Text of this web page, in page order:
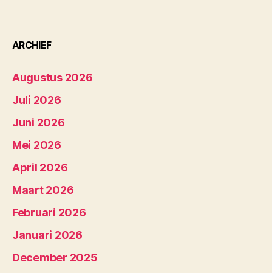
ARCHIEF
Augustus 2026
Juli 2026
Juni 2026
Mei 2026
April 2026
Maart 2026
Februari 2026
Januari 2026
December 2025